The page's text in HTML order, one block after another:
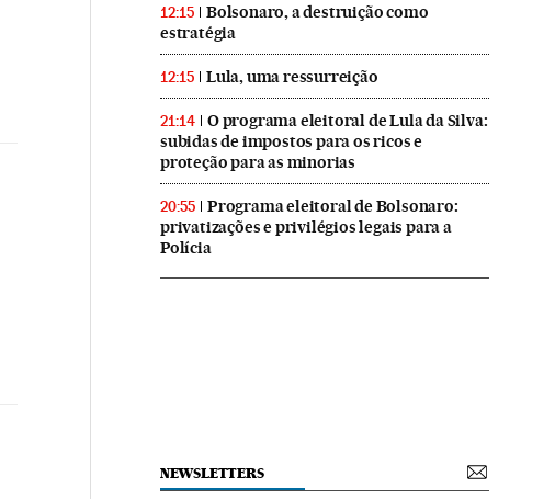
12:15
Bolsonaro, a destruição como
estratégia
12:15 Lula, uma ressurreição
21:14
O programa eleitoral de Lula da Silva:
subidas de impostos para os ricos e
proteção para as minorias
20:55
Programa eleitoral de Bolsonaro:
privatizações e privilégios legais para a
Polícia
NEWSLETTERS